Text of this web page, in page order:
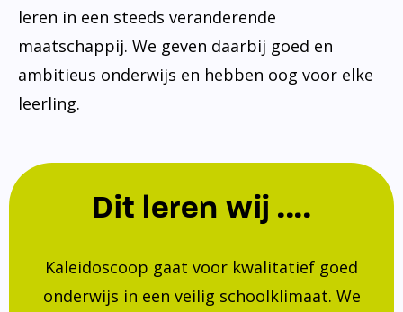
leren in een steeds veranderende
maatschappij. We geven daarbij goed en
ambitieus onderwijs en hebben oog voor elke
leerling.
Dit leren wij ....
Kaleidoscoop gaat voor kwalitatief goed
onderwijs in een veilig schoolklimaat. We